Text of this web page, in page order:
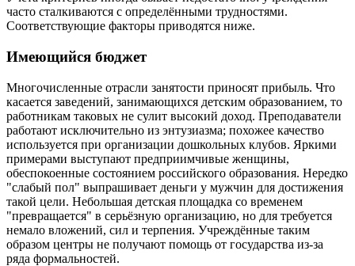
часто сталкиваются с определёнными трудностями.
Соответствующие факторы приводятся ниже.
Имеющийся бюджет
Многочисленные отрасли занятости приносят прибыль. Что
касается заведений, занимающихся детским образованием, то
работникам таковых не сулит высокий доход. Преподаватели
работают исключительно из энтузиазма; похожее качество
используется при организации дошкольных клубов. Яркими
примерами выступают предприимчивые женщины,
обеспокоенные состоянием российского образования. Нередко
"слабый пол" выпрашивает деньги у мужчин для достижения
такой цели. Небольшая детская площадка со временем
"превращается" в серьёзную организацию, но для требуется
немало вложений, сил и терпения. Учреждённые таким
образом центры не получают помощь от государства из-за
ряда формальностей.